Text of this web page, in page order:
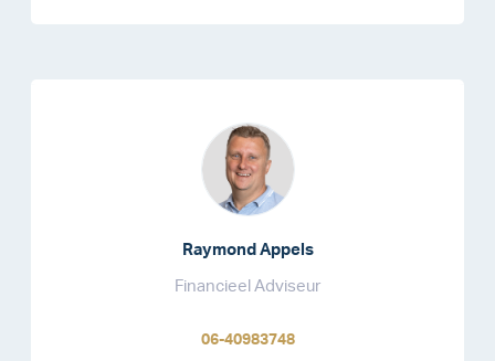
Raymond Appels
Financieel Adviseur
06-40983748